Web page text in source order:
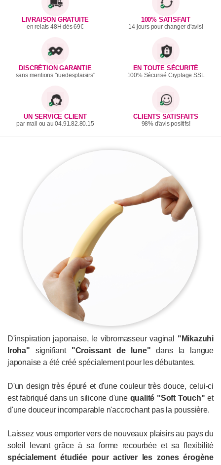
LIVRAISON GRATUITE
en relais 48H dès 69€
100% SATISFAIT
14 jours pour changer d'avis!
DISCRÉTION GARANTIE
sans mentions "ruedesplaisirs"
EN TOUTE SÉCURITÉ
100% Sécurisé Cryptage SSL
UN SERVICE CLIENT
par mail ou au 04.91.82.80.15
CLIENTS SATISFAITS
98% d'avis positifs!
D'inspiration japonaise, le vibromasseur vaginal "Mikazuhi
Iroha" signifiant "Croissant de lune" dans la langue
japonaise a été créé spécialement pour les débutantes.
D'un design très épuré et d'une couleur très douce, celui-ci
est fabriqué dans un silicone d'une qualité "Soft Touch" et
d'une douceur incomparable n'accrochant pas la poussière.
Laissez vous emporter vers de nouveaux plaisirs au pays du
soleil levant grâce à sa forme recourbée et sa flexibilité
spécialement étudiée pour activer les zones érogène